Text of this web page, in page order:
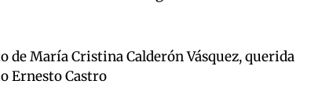
de María Cristina Calderón Vásquez, querida
Ernesto Castro